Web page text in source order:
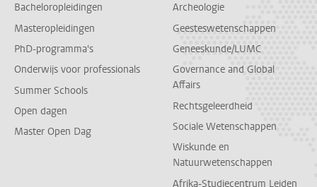
Bacheloropleidingen
Masteropleidingen
PhD-programma's
Onderwijs voor professionals
Summer Schools
Open dagen
Master Open Dag
Archeologie
Geesteswetenschappen
Geneeskunde/LUMC
Governance and Global
Affairs
Rechtsgeleerdheid
Sociale Wetenschappen
Wiskunde en
Natuurwetenschappen
Afrika-Studiecentrum Leiden